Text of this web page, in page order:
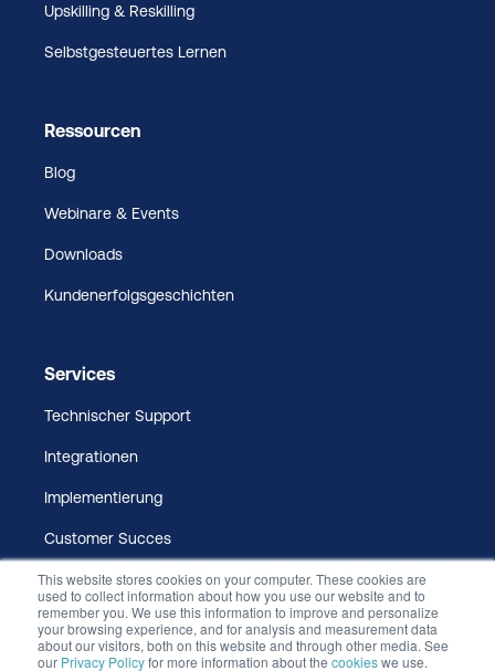
This website stores cookies on your computer. These cookies are
used to collect information about how you use our website and to
remember you. We use this information to improve and personalize
your browsing experience, and for analysis and measurement data
about our visitors, both on this website and through other media. See
our Privacy Policyfor more information about the cookieswe use.
Upskilling & Reskilling
Selbstgesteuertes Lernen
Ressourcen
Blog
Webinare & Events
Downloads
Kundenerfolgsgeschichten
Services
Technischer Support
Integrationen
Implementierung
Customer Succes